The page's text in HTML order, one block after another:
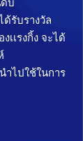
บ
ด้รับรางวัล
เเรงกิ้ง จะได้
ำไปใช้ในการ